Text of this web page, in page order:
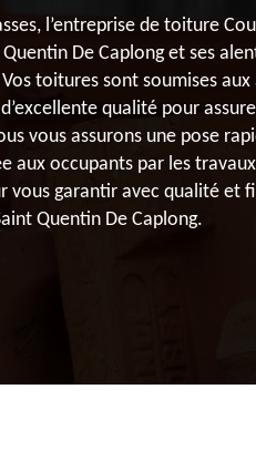
l’entreprise de toiture
De Caplong et ses
toitures sont soumises
qualité pour
vous assurons une pose
aux occupants par les
garantir avec qualité et
Quentin De Caplong.